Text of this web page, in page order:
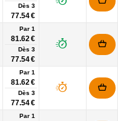
Dès 3
77.54 €
Par 1
81.62 €
Dès 3
77.54 €
Par 1
81.62 €
Dès 3
77.54 €
Par 1